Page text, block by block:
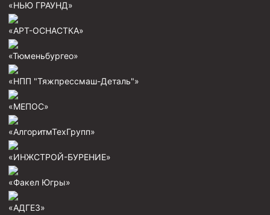
«НЬЮ ГРАУНД»
«АРТ-ОСНАСТКА»
«Тюменьбургео»
«НПП "Тяжпрессмаш-Деталь"»
«МЕПОС»
«АлгоритмТехГрупп»
«ИНЖСТРОЙ-БУРЕНИЕ»
«Факел Югры»
«АДГЕЗ»